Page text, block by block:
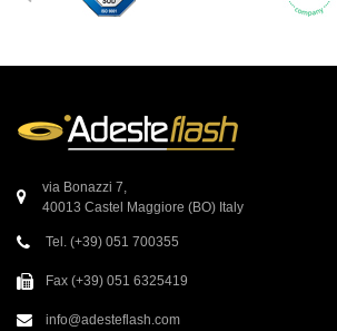
via Bonazzi 7,
40013 Castel Maggiore (BO) Italy
Tel. (+39) 051 700355
Fax (+39) 051 6325419
info@adesteflash.com